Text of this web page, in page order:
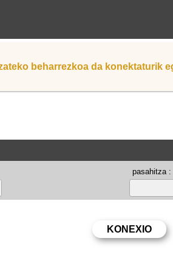
beharrezkoa da konektaturik
pasahitza :